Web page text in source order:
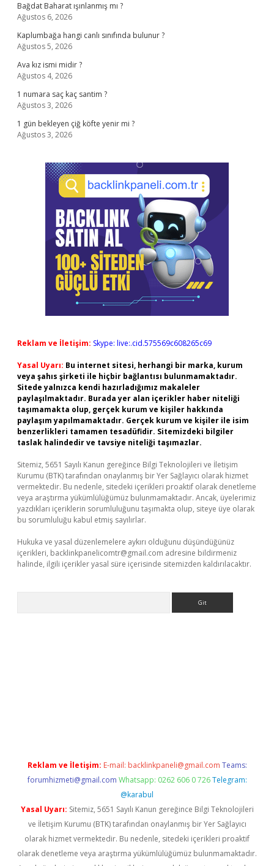
Bağdat Baharat ışınlanmış mı ?
Ağustos 6, 2026
Kaplumbağa hangi canlı sınıfında bulunur ?
Ağustos 5, 2026
Ava kız ismi midir ?
Ağustos 4, 2026
1 numara saç kaç santim ?
Ağustos 3, 2026
1 gün bekleyen çiğ köfte yenir mi ?
Ağustos 3, 2026
Reklam ve İletişim: Skype: live:.cid.575569c608265c69
Yasal Uyarı: Bu internet sitesi, herhangi bir marka, kurum
veya şahıs şirketi ile hiçbir bağlantısı bulunmamaktadır.
Sitede yalnızca kendi hazırladığımız makaleler
paylaşılmaktadır. Burada yer alan içerikler haber niteliği
taşımamakta olup, gerçek kurum ve kişiler hakkında
paylaşım yapılmamaktadır. Gerçek kurum ve kişiler ile isim
benzerlikleri tamamen tesadüfidir. Sitemizdeki bilgiler
taslak halindedir ve tavsiye niteliği taşımazlar.
Sitemiz, 5651 Sayılı Kanun gereğince Bilgi Teknolojileri ve İletişim
Kurumu (BTK) tarafından onaylanmış bir Yer Sağlayıcı olarak hizmet
vermektedir. Bu nedenle, sitedeki içerikleri proaktif olarak denetleme
veya araştırma yükümlülüğümüz bulunmamaktadır. Ancak, üyelerimiz
yazdıkları içeriklerin sorumluluğunu taşımakta olup, siteye üye olarak
bu sorumluluğu kabul etmiş sayılırlar.
Hukuka ve yasal düzenlemelere aykırı olduğunu düşündüğünüz
içerikleri, backlinkpanelicomtr@gmail.com adresine bildirmeniz
halinde, ilgili içerikler yasal süre içerisinde sitemizden kaldırılacaktır.
Reklam ve İletişim: E-mail: backlinkpaneli@gmail.com Teams:
forumhizmeti@gmail.com Whatsapp: 0262 606 0 726 Telegram:
@karabul
Yasal Uyarı: Sitemiz, 5651 Sayılı Kanun gereğince Bilgi Teknolojileri
ve İletişim Kurumu (BTK) tarafından onaylanmış bir Yer Sağlayıcı
olarak hizmet vermektedir. Bu nedenle, sitedeki içerikleri proaktif
olarak denetleme veya araştırma yükümlülüğümüz bulunmamaktadır.